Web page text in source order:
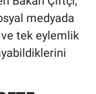
medyada
ve tek eylemlik